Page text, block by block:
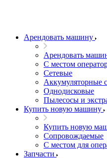
Арендовать машину
Арендовать
С местом
Сетевые
Аккумуляторные
Однодисковые
Пылесосы и
Купить новую машину
Купить новую
Сопровождаемые
С местом для
Запчасти